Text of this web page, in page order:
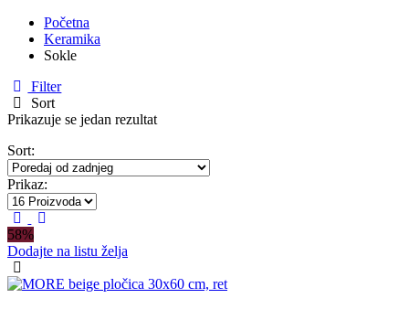
Početna
Keramika
Sokle
Filter
Sort
Prikazuje se jedan rezultat
Sort:
Prikaz:
58%
Dodajte na listu želja